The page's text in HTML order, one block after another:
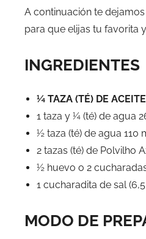
A continuación te
para que elijas tu favorita
INGREDIENTES
¼ TAZA (TÉ) DE
1 taza y ¼ (té) de agua
½ taza (té) de agua 110
2 tazas (té) de Polvilho
½ huevo o 2
1 cucharadita de sal
MODO DE